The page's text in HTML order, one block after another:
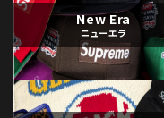
New Era
ニューエラ